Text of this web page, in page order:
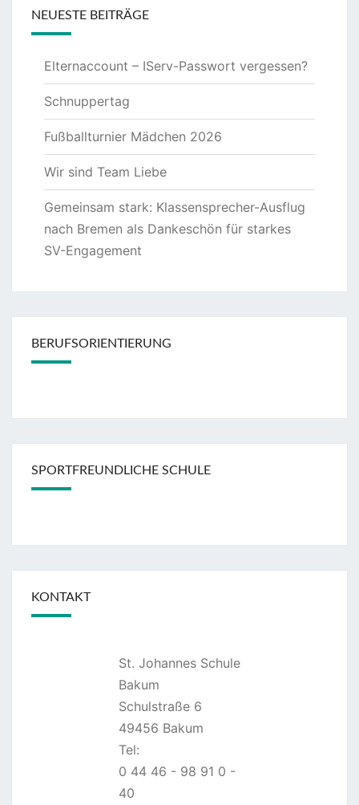
NEUESTE BEITRÄGE
Elternaccount – IServ-Passwort vergessen?
Schnuppertag
Fußballturnier Mädchen 2026
Wir sind Team Liebe
Gemeinsam stark: Klassensprecher-Ausflug
nach Bremen als Dankeschön für starkes
SV-Engagement
BERUFSORIENTIERUNG
SPORTFREUNDLICHE SCHULE
KONTAKT
St. Johannes Schule
Bakum
Schulstraße 6
49456 Bakum
Tel:
0 44 46 - 98 91 0 -
40